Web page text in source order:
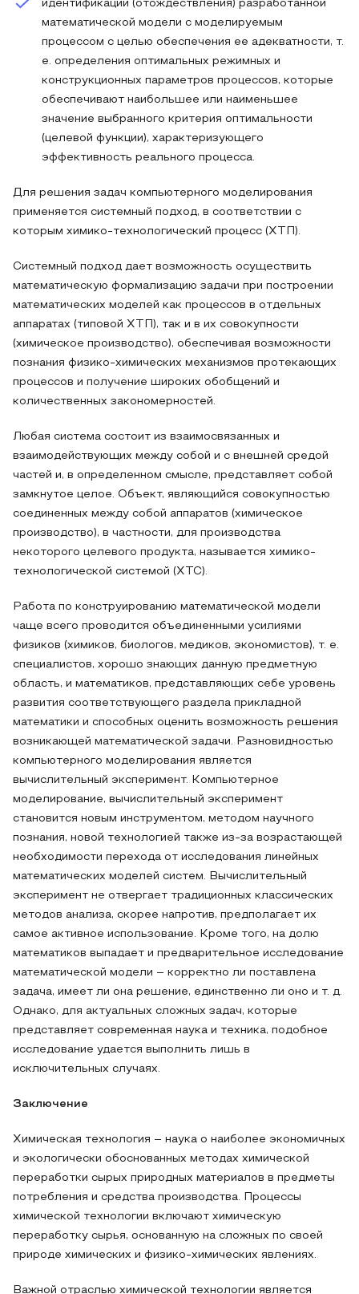
идентификации (отождествления) разработанной
математической модели с моделируемым
процессом с целью обеспечения ее адекватности, т.
е. определения оптимальных режимных и
конструкционных параметров процессов, которые
обеспечивают наибольшее или наименьшее
значение выбранного критерия оптимальности
(целевой функции), характеризующего
эффективность реального процесса.
Для решения задач компьютерного моделирования
применяется системный подход, в соответствии с
которым химико-технологический процесс (ХТП).
Системный подход дает возможность осуществить
математическую формализацию задачи при построении
математических моделей как процессов в отдельных
аппаратах (типовой ХТП), так и в их совокупности
(химическое производство), обеспечивая возможности
познания физико-химических механизмов протекающих
процессов и получение широких обобщений и
количественных закономерностей.
Любая система состоит из взаимосвязанных и
взаимодействующих между собой и с внешней средой
частей и, в определенном смысле, представляет собой
замкнутое целое. Объект, являющийся совокупностью
соединенных между собой аппаратов (химическое
производство), в частности, для производства
некоторого целевого продукта, называется химико-
технологической системой (ХТС).
Работа по конструированию математической модели
чаще всего проводится объединенными усилиями
физиков (химиков, биологов, медиков, экономистов), т. е.
специалистов, хорошо знающих данную предметную
область, и математиков, представляющих себе уровень
развития соответствующего раздела прикладной
математики и способных оценить возможность решения
возникающей математической задачи. Разновидностью
компьютерного моделирования является
вычислительный эксперимент. Компьютерное
моделирование, вычислительный эксперимент
становится новым инструментом, методом научного
познания, новой технологией также из-за возрастающей
необходимости перехода от исследования линейных
математических моделей систем. Вычислительный
эксперимент не отвергает традиционных классических
методов анализа, скорее напротив, предполагает их
самое активное использование. Кроме того, на долю
математиков выпадает и предварительное исследование
математической модели – корректно ли поставлена
задача, имеет ли она решение, единственно ли оно и т. д.
Однако, для актуальных сложных задач, которые
представляет современная наука и техника, подобное
исследование удается выполнить лишь в
исключительных случаях.
Заключение
Химическая технология – наука о наиболее экономичных
и экологически обоснованных методах химической
переработки сырых природных материалов в предметы
потребления и средства производства. Процессы
химической технологии включают химическую
переработку сырья, основанную на сложных по своей
природе химических и физико-химических явлениях.
Важной отраслью химической технологии является